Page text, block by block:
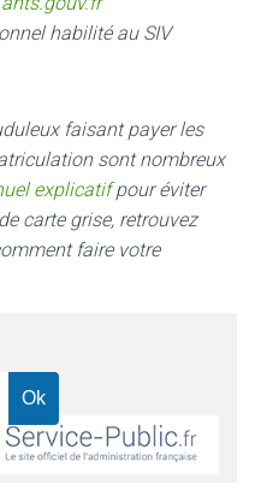
habilité au SIV
faisant payer les
sont nombreux
explicatifpour éviter
carte grise, retrouvez
faire votre